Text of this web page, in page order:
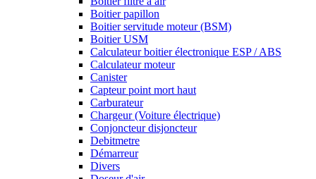
Boitier papillon
Boitier servitude moteur (BSM)
Boitier USM
Calculateur boitier électronique ESP / ABS
Calculateur moteur
Canister
Capteur point mort haut
Carburateur
Chargeur (Voiture électrique)
Conjoncteur disjoncteur
Debitmetre
Démarreur
Divers